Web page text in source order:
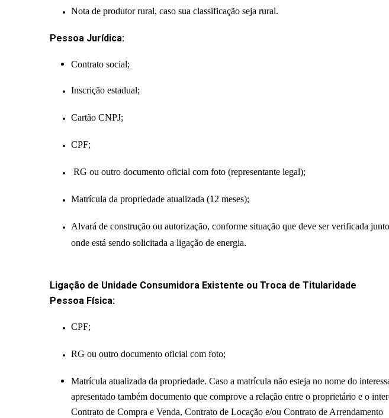
Nota de produtor rural, caso sua classificação seja rural.
Pessoa Jurídica:
Contrato social;
Inscrição estadual;
Cartão CNPJ;
CPF;
RG ou outro documento oficial com foto (representante legal);
Matrícula da propriedade atualizada (12 meses);
Alvará de construção ou autorização, conforme situação que deve ser verificada
onde está sendo solicitada a ligação de energia.
Ligação de Unidade Consumidora Existente ou Troca de Titularidade
Pessoa Física:
CPF;
RG ou outro documento oficial com foto;
Matrícula atualizada da propriedade. Caso a matrícula não esteja no nome do
apresentado também documento que comprove a relação entre o proprietário e o
Contrato de Compra e Venda, Contrato de Locação e/ou Contrato de Arrendamento